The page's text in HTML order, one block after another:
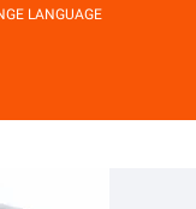
LANGUAGE